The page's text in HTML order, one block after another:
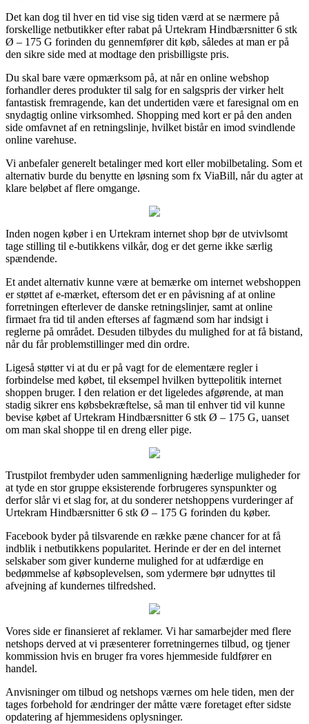
Det kan dog til hver en tid vise sig tiden værd at se nærmere på
forskellige netbutikker efter rabat på Urtekram Hindbærsnitter 6 stk
Ø – 175 G forinden du gennemfører dit køb, således at man er på
den sikre side med at modtage den prisbilligste pris.
Du skal bare være opmærksom på, at når en online webshop
forhandler deres produkter til salg for en salgspris der virker helt
fantastisk fremragende, kan det undertiden være et faresignal om en
snydagtig online virksomhed. Shopping med kort er på den anden
side omfavnet af en retningslinje, hvilket bistår en imod svindlende
online varehuse.
Vi anbefaler generelt betalinger med kort eller mobilbetaling. Som et
alternativ burde du benytte en løsning som fx ViaBill, når du agter at
klare beløbet af flere omgange.
Inden nogen køber i en Urtekram internet shop bør de utvivlsomt
tage stilling til e-butikkens vilkår, dog er det gerne ikke særlig
spændende.
Et andet alternativ kunne være at bemærke om internet webshoppen
er støttet af e-mærket, eftersom det er en påvisning af at online
forretningen efterlever de danske retningslinjer, samt at online
firmaet fra tid til anden efterses af fagmænd som har indsigt i
reglerne på området. Desuden tilbydes du mulighed for at få bistand,
når du får problemstillinger med din ordre.
Ligeså støtter vi at du er på vagt for de elementære regler i
forbindelse med købet, til eksempel hvilken byttepolitik internet
shoppen bruger. I den relation er det ligeledes afgørende, at man
stadig sikrer ens købsbekræftelse, så man til enhver tid vil kunne
bevise købet af Urtekram Hindbærsnitter 6 stk Ø – 175 G, uanset
om man skal shoppe til en dreng eller pige.
Trustpilot frembyder uden sammenligning hæderlige muligheder for
at tyde en stor gruppe eksisterende forbrugeres synspunkter og
derfor slår vi et slag for, at du sonderer netshoppens vurderinger af
Urtekram Hindbærsnitter 6 stk Ø – 175 G forinden du køber.
Facebook byder på tilsvarende en række pæne chancer for at få
indblik i netbutikkens popularitet. Herinde er der en del internet
selskaber som giver kunderne mulighed for at udfærdige en
bedømmelse af købsoplevelsen, som ydermere bør udnyttes til
afvejning af kundernes tilfredshed.
Vores side er finansieret af reklamer. Vi har samarbejder med flere
netshops derved at vi præsenterer forretningernes tilbud, og tjener
kommission hvis en bruger fra vores hjemmeside fuldfører en
handel.
Anvisninger om tilbud og netshops værnes om hele tiden, men der
tages forbehold for ændringer der måtte være foretaget efter sidste
opdatering af hjemmesidens oplysninger.